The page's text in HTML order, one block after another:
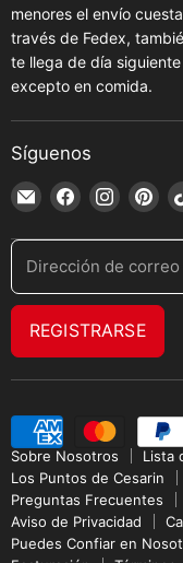
menores el envío
través de Fedex,
te llega de día
excepto en comida.
Síguenos
Encuéntrenos
electrónico
Encuéntrenos
Dirección de
REGISTRARSE
Sobre Nosotros Lista
Los Puntos de Cesarin
Preguntas Frecuentes
Aviso de Privacidad
Puedes Confiar en